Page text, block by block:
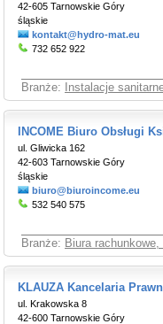
42-605 Tarnowskie Góry
śląskie
kontakt@hydro-mat.eu
732 652 922
Branże: Instalacje
INCOME Biuro Obsługi
ul. Gliwicka 162
42-603 Tarnowskie Góry
śląskie
biuro@biuroincome.eu
532 540 575
Branże: Biura
KLAUZA Kancelaria
ul. Krakowska 8
42-600 Tarnowskie Góry